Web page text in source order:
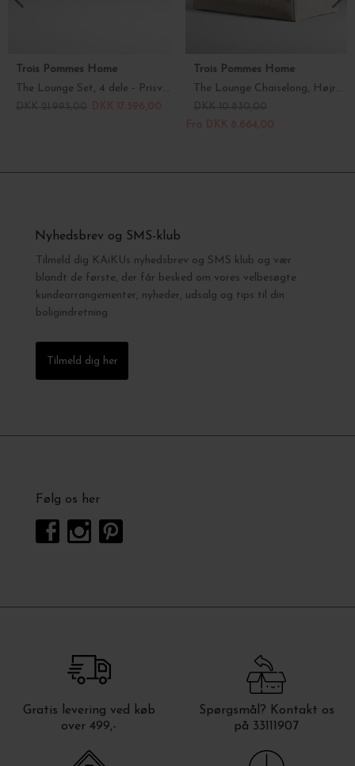
Trois Pommes Home
The Lounge Set, 4 dele - Prisvinder!
Trois Pommes Home
The Lounge Chaiselong, Højre arm - Prisvinder!
Nyhedsbrev og SMS-klub
Tilmeld dig KAiKUs nyhedsbrev og SMS klub og vær
blandt de første, der får besked om vores velbesøgte
kundearrangementer, nyheder, udsalg og tips til din
boligindretning.
Tilmeld dig her
Følg os her
Gratis levering ved køb
over 499,-
Spørgsmål? Kontakt os
på 33111907